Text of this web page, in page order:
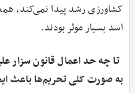
کشاورزی رشد پیدا نمی‌کند،
اسد بسیار موثر بودند.
تا چه حد اعمال قانون سزار
به صورت کلی تحریم‌ها باعث